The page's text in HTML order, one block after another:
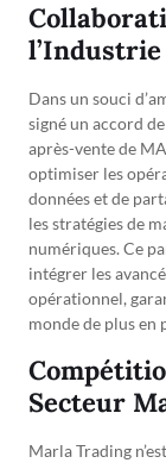
l’Industrie
Dans un souci
signé un accord
après-vente de
optimiser les
données et de
les stratégies de
numériques. Ce
intégrer les
opérationnel,
monde de plus en
Secteur
Marla Trading